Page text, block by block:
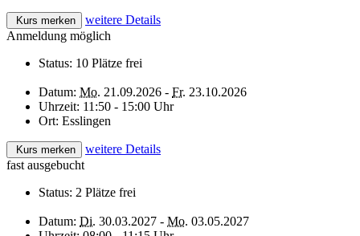
Kurs merken
weitere Details
Anmeldung möglich
Status: 10 Plätze frei
Datum: Mo. 21.09.2026 - Fr. 23.10.2026
Uhrzeit: 11:50 - 15:00 Uhr
Ort: Esslingen
Kurs merken
weitere Details
fast ausgebucht
Status: 2 Plätze frei
Datum: Di. 30.03.2027 - Mo. 03.05.2027